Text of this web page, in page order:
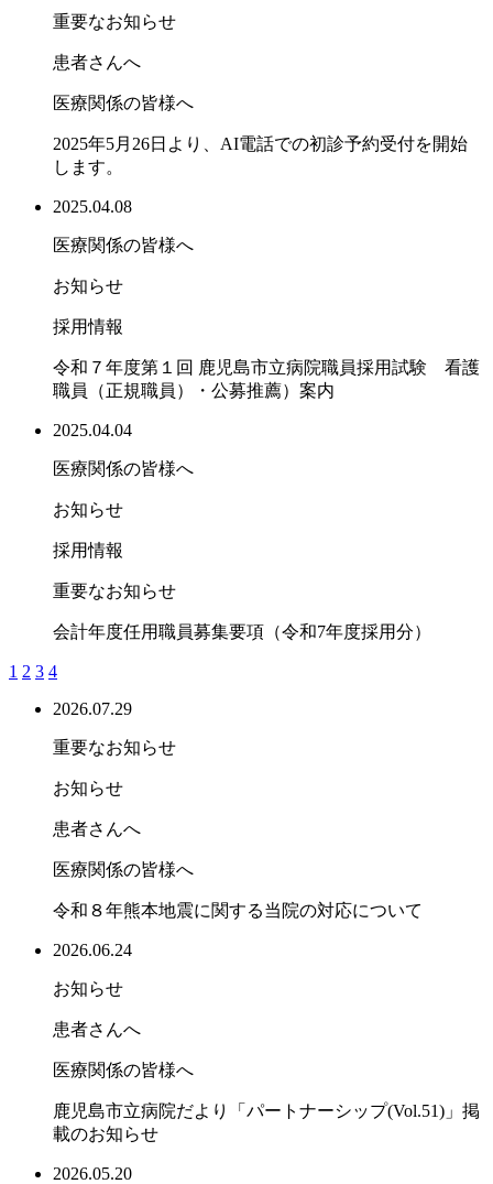
重要なお知らせ
患者さんへ
医療関係の皆様へ
2025年5月26日より、AI電話での初診予約受付を開始
します。
2025.04.08
医療関係の皆様へ
お知らせ
採用情報
令和７年度第１回 鹿児島市立病院職員採用試験 看護
職員（正規職員）・公募推薦）案内
2025.04.04
医療関係の皆様へ
お知らせ
採用情報
重要なお知らせ
会計年度任用職員募集要項（令和7年度採用分）
1 2 3 4
2026.07.29
重要なお知らせ
お知らせ
患者さんへ
医療関係の皆様へ
令和８年熊本地震に関する当院の対応について
2026.06.24
お知らせ
患者さんへ
医療関係の皆様へ
鹿児島市立病院だより「パートナーシップ(Vol.51)」掲
載のお知らせ
2026.05.20